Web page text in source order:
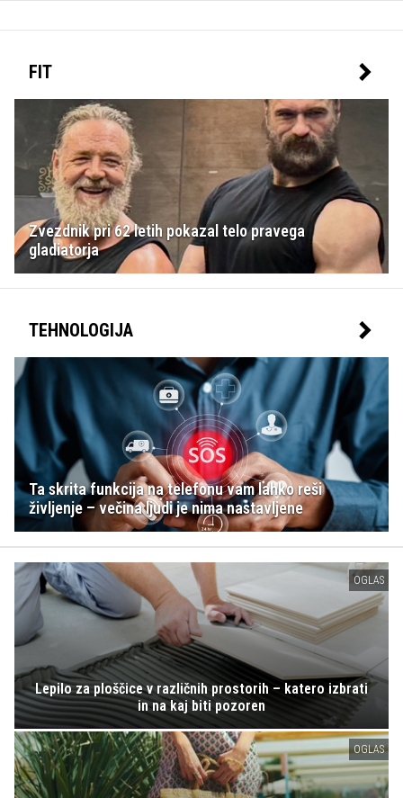
FIT
Zvezdnik pri 62 letih pokazal telo pravega
gladiatorja
TEHNOLOGIJA
Ta skrita funkcija na telefonu vam lahko reši
življenje – večina ljudi je nima nastavljene
OGLAS
Lepilo za ploščice v različnih prostorih – katero izbrati
in na kaj biti pozoren
OGLAS